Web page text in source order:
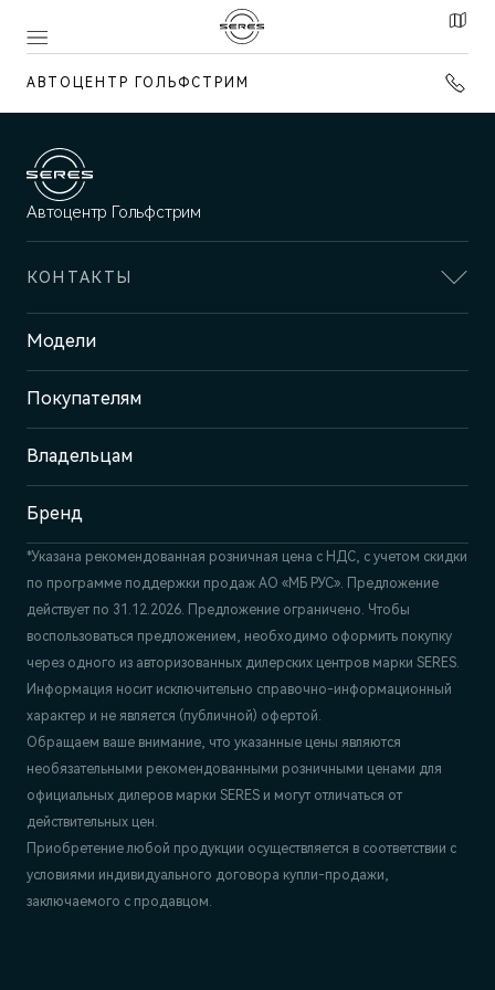
АВТОЦЕНТР ГОЛЬФСТРИМ
Автоцентр Гольфстрим
КОНТАКТЫ
Адрес
Челябинск, ул. Братьев
Кашириных, 143
Отдел продаж и сервиса
+7 (351) 700-1-700
Модели
Покупателям
Владельцам
Бренд
*Указана рекомендованная розничная цена c НДС, с учетом скидки
по программе поддержки продаж АО «МБ РУС». Предложение
действует по 31.12.2026. Предложение ограничено. Чтобы
воспользоваться предложением, необходимо оформить покупку
через одного из авторизованных дилерских центров марки SERES.
Информация носит исключительно справочно-информационный
характер и не является (публичной) офертой.
Обращаем ваше внимание, что указанные цены являются
необязательными рекомендованными розничными ценами для
официальных дилеров марки SERES и могут отличаться от
действительных цен.
Приобретение любой продукции осуществляется в соответствии с
условиями индивидуального договора купли-продажи,
заключаемого с продавцом.